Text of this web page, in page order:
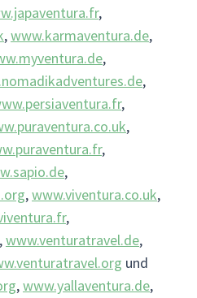
,
,www.karmaventura.de,
,
,
,
,
,
,
,www.viventura.co.uk,
,
,www.venturatravel.de,
und
,www.yallaventura.de,